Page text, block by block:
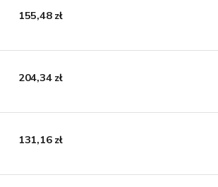
155,48 zł
204,34 zł
131,16 zł